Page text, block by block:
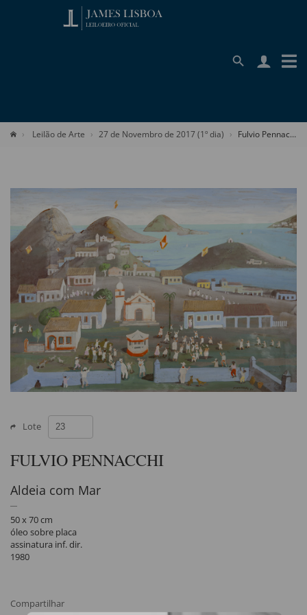
Leilão de Arte 27 de Novembro de 2017 (1º dia) Fulvio Pennacchi
Lote
FULVIO PENNACCHI
Aldeia com Mar
50 x 70 cm
óleo sobre placa
assinatura inf. dir.
1980
Compartilhar